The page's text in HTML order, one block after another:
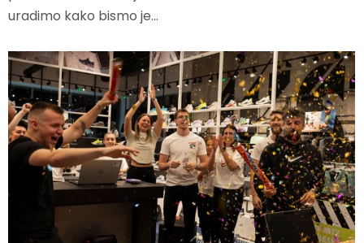
uradimo kako bismo je…